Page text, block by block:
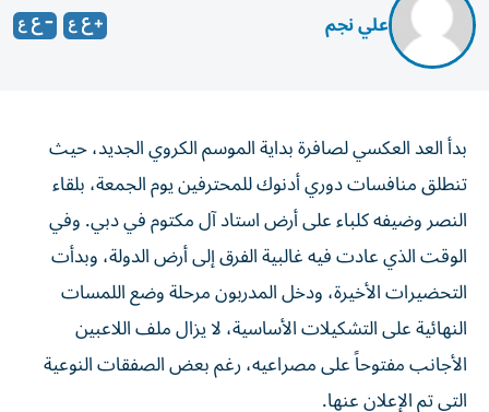
علي نجم
بدأ العد العكسي لصافرة بداية الموسم الكروي الجديد، حيث
تنطلق منافسات دوري أدنوك للمحترفين يوم الجمعة، بلقاء
النصر وضيفه كلباء على أرض استاد آل مكتوم في دبي. وفي
الوقت الذي عادت فيه غالبية الفرق إلى أرض الدولة، وبدأت
التحضيرات الأخيرة، ودخل المدربون مرحلة وضع اللمسات
النهائية على التشكيلات الأساسية، لا يزال ملف اللاعبين
الأجانب مفتوحاً على مصراعيه، رغم بعض الصفقات النوعية
التي تم الإعلان عنها.